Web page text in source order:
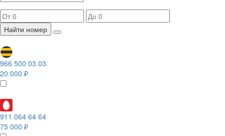
Найти номер
966 500 03 03
20 000 ₽
911 064 64 64
75 000 ₽